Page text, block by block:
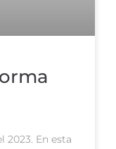
2023. En esta